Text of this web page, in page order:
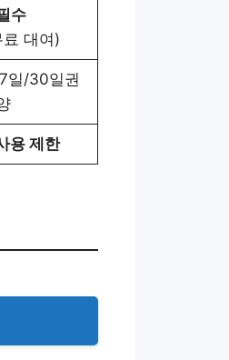
수
대여)
일/30일권
용 제한